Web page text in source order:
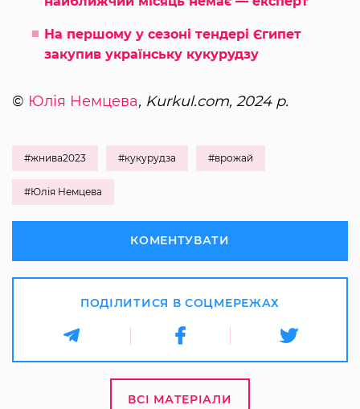
На першому у сезоні тендері Єгипет
закупив українську кукурудзу
© Юлія Немцева, Kurkul.com, 2024 р.
#жнива2023 #кукурудза #врожай
#Юлія Немцева
КОМЕНТУВАТИ
ПОДІЛИТИСЯ В СОЦМЕРЕЖАХ
ВСІ МАТЕРІАЛИ